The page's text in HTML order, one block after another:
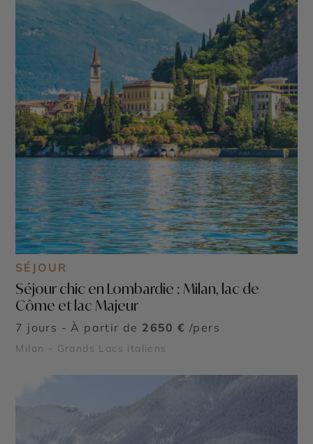
SÉJOUR
Séjour chic en Lombardie : Milan, lac de
Côme et lac Majeur
7 jours - À partir de 2650 € /pers
Milan - Grands Lacs italiens